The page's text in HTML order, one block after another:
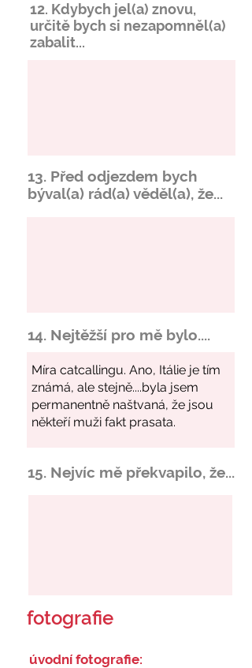
12. Kdybych jel(a) znovu,
určitě bych si nezapomněl(a)
zabalit...
13. Před odjezdem bych
býval(a) rád(a) věděl(a), že...
14. Nejtěžší pro mě bylo....
15. Nejvíc mě překvapilo, že...
fotografie
úvodní fotografie: